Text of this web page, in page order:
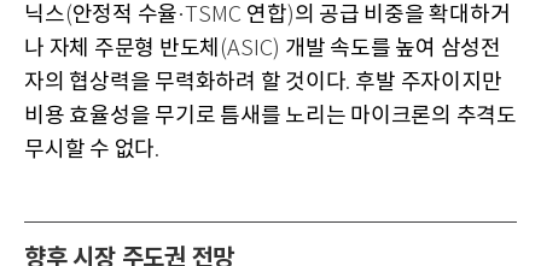
닉스(안정적 수율·TSMC 연합)의 공급 비중을 확대하거
나 자체 주문형 반도체 (ASIC) 개발 속도를 높여 삼성전
자의 협상력을 무력화하려 할 것이다. 후발 주자이지만
비용 효율성을 무기로 틈새를 노리는 마이크론의 추격도
무시할 수 없다.
향후 시장 주도권 전망